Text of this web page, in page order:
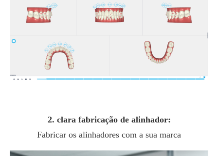
2. clara fabricação de alinhador:
Fabricar os alinhadores com a sua marca